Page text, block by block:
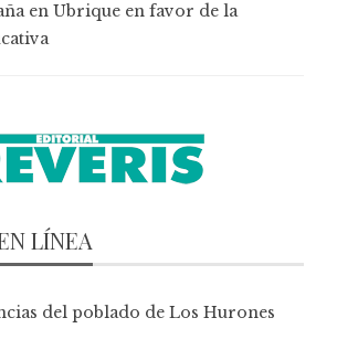
en Ubrique en favor de la
LÍNEA
del poblado de Los Hurones